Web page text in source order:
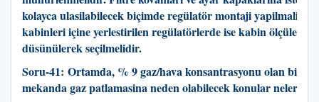
kolayca ulasilabilecek biçimde regülatör montaji
kabinleri içine yerlestirilen regülatörlerde ise kabin ölçüleri
düsünülerek seçilmelidir.
Soru-41: Ortamda, % 9 gaz/hava konsantrasyonu olan bir
mekanda gaz patlamasina neden olabilecek konular neler